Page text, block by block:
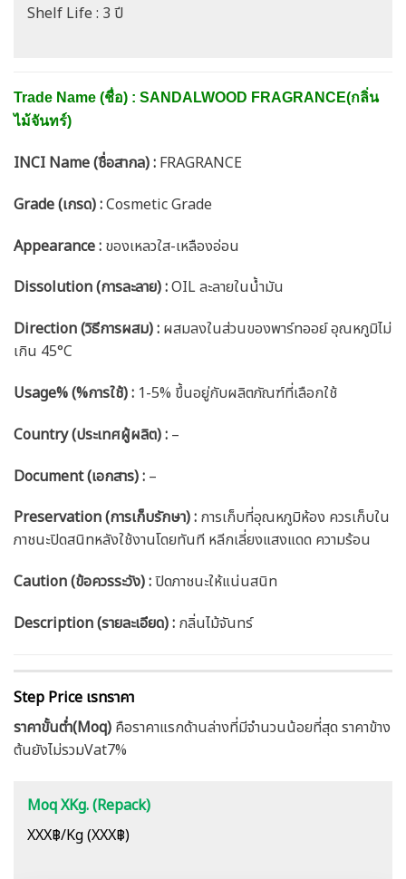
Shelf Life : 3 ปี
Trade Name (ชื่อ) : SANDALWOOD FRAGRANCE(กลิ่น
ไม้จันทร์)
INCI Name (ชื่อสากล) : FRAGRANCE
Grade (เกรด) :Cosmetic Grade
Appearance : ของเหลวใส-เหลืองอ่อน
Dissolution (การละลาย) :OIL ละลายในน้ำมัน
Direction (วิธีการผสม) : ผสมลงในส่วนของพาร์ทออย์ อุณหภูมิไม่
เกิน 45°C
Usage% (%การใช้) : 1-5% ขึ้นอยู่กับผลิตภัณฑ์ที่เลือกใช้
Country (ประเทศผู้ผลิต) : –
Document (เอกสาร) : –
Preservation (การเก็บรักษา) : การเก็บที่อุณหภูมิห้อง ควรเก็บใน
ภาชนะปิดสนิทหลังใช้งานโดยทันที หลีกเลี่ยงแสงแดด ความร้อน
Caution(ข้อควรระวัง) :ปิดภาชนะให้แน่นสนิท
Description (รายละเอียด): กลิ่นไม้จันทร์
Step Price เรทราคา
ราคาขั้นต่ำ(Moq) คือราคาแรกด้านล่างที่มีจำนวนน้อยที่สุด ราคาข้าง
ต้นยังไม่รวมVat7%
Moq XKg. (Repack)
XXX฿/Kg (XXX฿)